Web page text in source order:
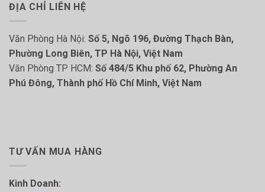
ĐỊA CHỈ LIÊN HỆ
Văn Phòng Hà Nội: Số 5, Ngõ 196, Đường Thạch Bàn,
Phường Long Biên, TP Hà Nội, Việt Nam
Văn Phòng TP HCM: Số 484/5 Khu phố 62, Phường An
Phú Đông, Thành phố Hồ Chí Minh, Việt Nam
TƯ VẤN MUA HÀNG
Kinh Doanh: